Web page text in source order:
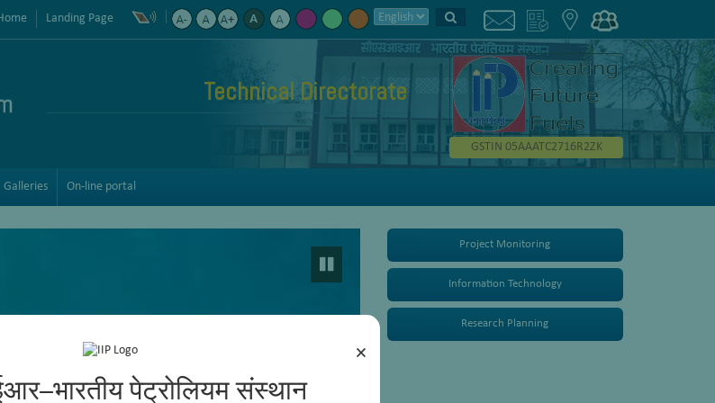
×
पेट्रोलियम संस्थान
Landing Page
Technical Directorate
GSTIN 05AAATC2716R2ZK
Galleries On-line portal
Project Monitoring
Information Technology
Research Planning